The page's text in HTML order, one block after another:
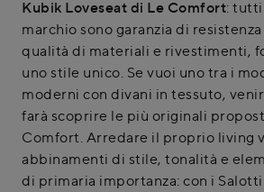
Kubik Loveseat di Le Comfort:
marchio sono garanzia di
qualità di materiali e rivestimenti,
uno stile unico. Se vuoi uno tra i
moderni con divani in tessuto,
farà scoprire le più originali
Comfort. Arredare il proprio living
abbinamenti di stile, tonalità e
di primaria importanza: con i